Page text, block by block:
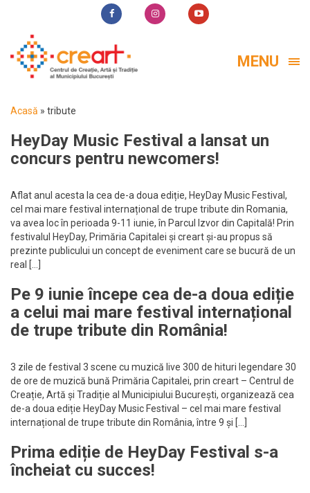
MENU
Acasă » tribute
HeyDay Music Festival a lansat un
concurs pentru newcomers!
Aflat anul acesta la cea de-a doua ediție, HeyDay Music Festival,
cel mai mare festival internațional de trupe tribute din Romania,
va avea loc în perioada 9-11 iunie, în Parcul Izvor din Capitală! Prin
festivalul HeyDay, Primăria Capitalei și creart și-au propus să
prezinte publicului un concept de eveniment care se bucură de un
real […]
Pe 9 iunie începe cea de-a doua ediție
a celui mai mare festival internațional
de trupe tribute din România!
3 zile de festival 3 scene cu muzică live 300 de hituri legendare 30
de ore de muzică bună Primăria Capitalei, prin creart – Centrul de
Creație, Artă și Tradiție al Municipiului București, organizează cea
de-a doua ediție HeyDay Music Festival – cel mai mare festival
internațional de trupe tribute din România, între 9 și […]
Prima ediție de HeyDay Festival s-a
încheiat cu succes!